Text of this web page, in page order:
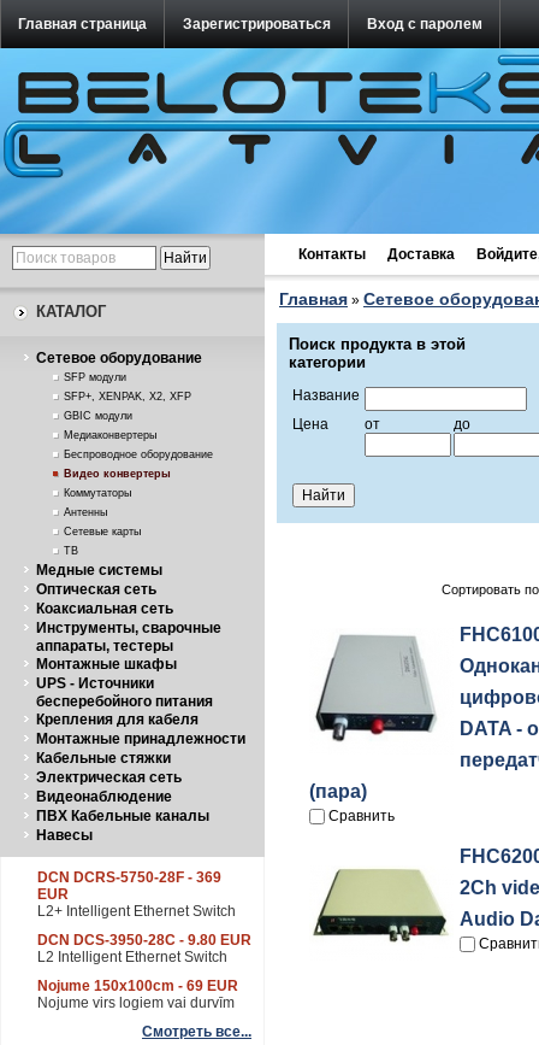
Главная страница Зарегистрироваться Вход с паролем
КАТАЛОГ
Cетевое оборудование
SFP модули
SFP+, XENPAK, X2, XFP
GBIC модули
Медиаконвертеры
Беспроводное оборудование
Видео конвертеры
Коммутаторы
Антенны
Сетевые карты
ТВ
Медные системы
Оптическая сеть
Коаксиальная сеть
Инструменты, сварочные
аппараты, тестеры
Монтажные шкафы
UPS - Источники
бесперебойного питания
Крепления для кабеля
Монтажные принадлежности
Кабельные стяжки
Электрическая сеть
Видеонаблюдение
ПВХ Кабельные каналы
Навесы
DCN DCRS-5750-28F - 369
EUR
L2+ Intelligent Ethernet Switch
DCN DCS-3950-28C - 9.80 EUR
L2 Intelligent Ethernet Switch
Nojume 150x100cm - 69 EUR
Nojume virs logiem vai durvīm
Смотреть все...
Контакты Доставка
Главная » Cетевое
Поиск продукта в этой
категории
Название
Цена
от до
Сортировать
DATA -
(пара)
Сравнить
2Ch
Audio